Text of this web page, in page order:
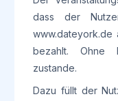
dass der
www.dateyork.de
bezahlt. Ohne
zustande.
Dazu füllt der